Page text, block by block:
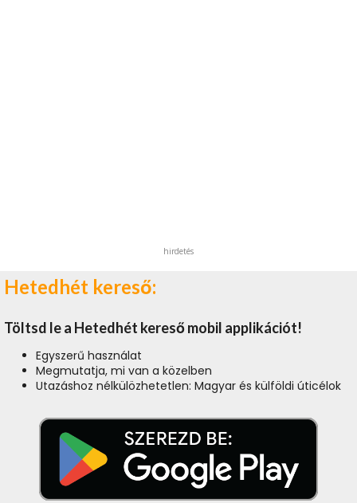
hirdetés
Hetedhét kereső:
Töltsd le a Hetedhét kereső mobil applikációt!
Egyszerű használat
Megmutatja, mi van a közelben
Utazáshoz nélkülözhetetlen: Magyar és külföldi úticélok